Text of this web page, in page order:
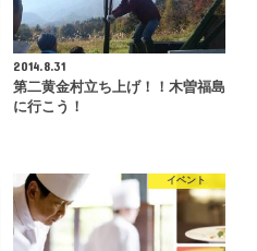
2014.8.31
第二黄金村立ち上げ！！木曽福島
に行こう！
イベント